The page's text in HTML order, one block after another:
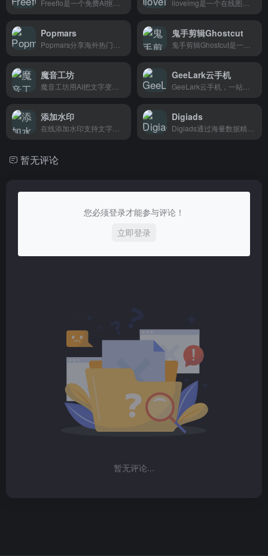
Popmars 鬼手剪辑Ghostcut
魔音工坊 GeeLark云手机
添加水印 Digiads
暂无评论
您必须登录才能参与评论！
立即登录
暂无评论...